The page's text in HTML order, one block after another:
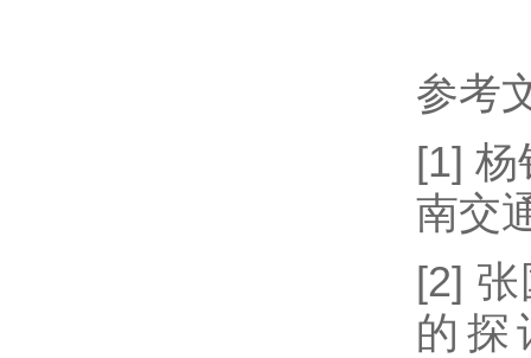
参考
[1]杨
南交
[2] 张
的探